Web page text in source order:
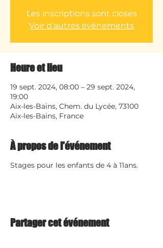
Les inscriptions sont closes
Voir d'autres événements
Heure et lieu
19 sept. 2024, 08:00 – 29 sept. 2024,
19:00
Aix-les-Bains, Chem. du Lycée, 73100
Aix-les-Bains, France
À propos de l'événement
Stages pour les enfants de 4 à 11ans.
Partager cet événement